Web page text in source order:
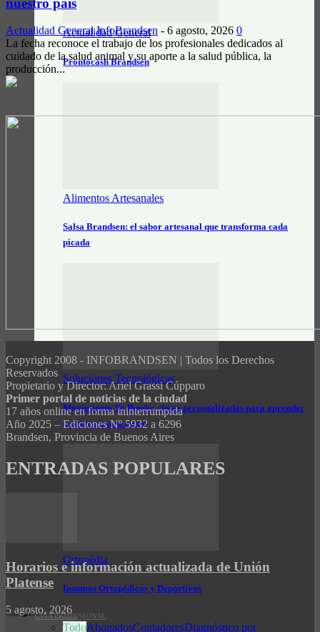
Actualidad General
Prontocash Brandsen
Alimentos Artesanales
Salsa Brandsen: el sabor artesanal que transforma cada
picada
Soluciones Tecnológicas
Movimiento Yo Puedo: clases personalizadas para aprender
tecnología a tu ritmo
Ortopédia
Insumos Ortopédicos y Deportivos
GUÍA PROFESIONAL
TodoAbogadosContadoresDiagnóstico por
Actualidad General InfoBrandsen - 6 agosto, 2026 0
La fecha reconoce el trabajo de los profesionales dedicados al
cuidado de la salud animal y su aporte a la salud pública, la
producción...
Copyright 2008 - INFOBRANDSEN | Todos los Derechos
Reservados
Propietario y Director: Ariel Grassi Cúpparo
Primer portal de noticias de la ciudad
17 años online en forma ininterrumpida
Año 2025 – Ediciones Nº 5932 a 6296
Brandsen, Provincia de Buenos Aires
ENTRADAS POPULARES
Horarios e información actualizada de Unión
Platense
5 agosto, 2026